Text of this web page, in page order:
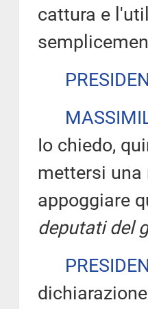
cattura e
Io chiedo,
mettersi una
appoggiare
deputati del